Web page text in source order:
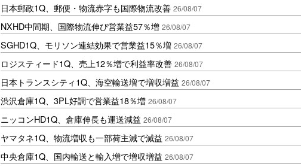
日本郵政1Q、郵便・物流赤字も国際物流改善 26/08/07
NXHD中間期、国際物流伸び営業益57％増 26/08/07
SGHD1Q、モリソン連結効果で営業益15％増 26/08/07
ロジスティード1Q、売上12％増で利益率改善 26/08/07
日本トランスシティ1Q、海空輸送増で増収増益 26/08/07
渋沢倉庫1Q、3PL好調で営業益18％増 26/08/07
ニッコンHD1Q、倉庫伸長も運送減益 26/08/07
ヤマタネ1Q、物流増収も一部荷主減で減益 26/08/07
中央倉庫1Q、国内輸送と輸入増で増収増益 26/08/07